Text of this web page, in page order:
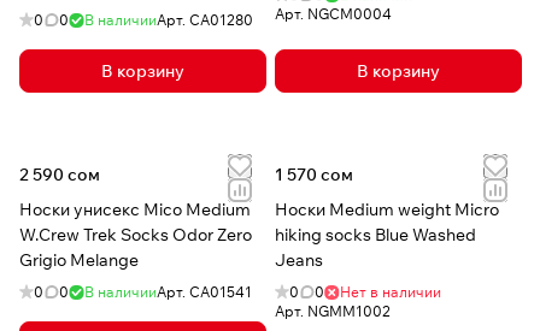
0 0 В наличииАрт. CA01280
В корзину
Арт. NGCM0004
В корзину
2 590 сом
Носки унисекс Mico Medium
W.Crew Trek Socks Odor Zero
Grigio Melange
0 0 В наличииАрт. CA01541
1 570 сом
Носки Medium weight Micro
hiking socks Blue Washed
Jeans
0 0
Нет в наличии
Арт. NGMM1002